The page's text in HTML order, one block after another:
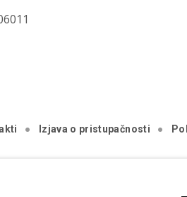
Izjava o pristupačnosti